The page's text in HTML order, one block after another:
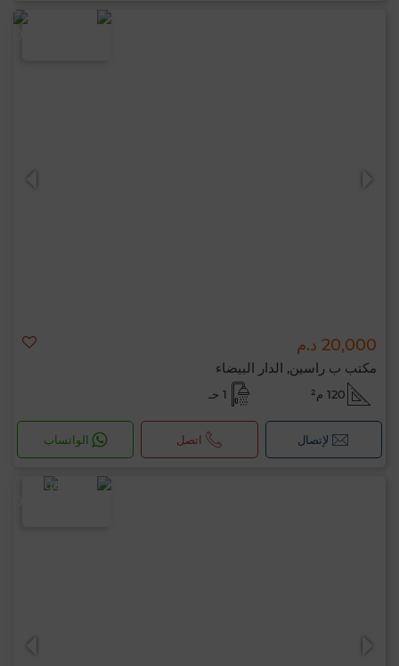
20,000 د.م
مكتب ب راسين, الدار البيضاء
120 م² 1 حـ
لإتصال اتصل الواتساب